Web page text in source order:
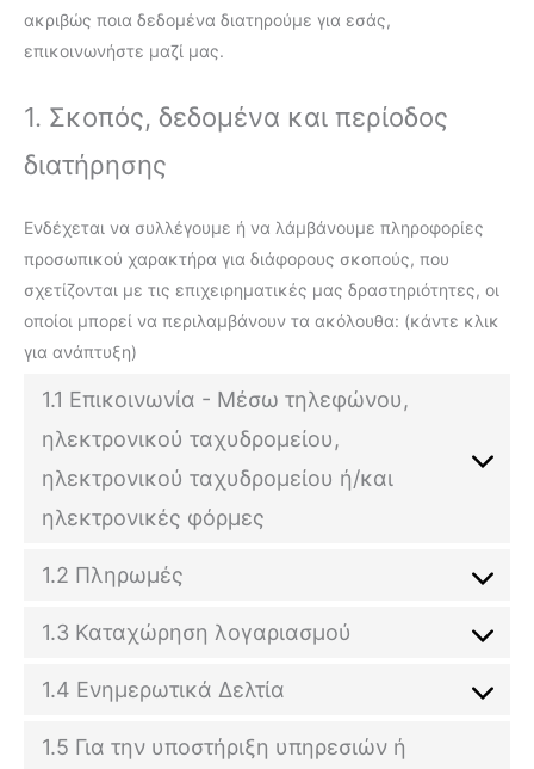
ακριβώς ποια δεδομένα διατηρούμε για εσάς,
επικοινωνήστε μαζί μας.
1. Σκοπός, δεδομένα και περίοδος
διατήρησης
Ενδέχεται να συλλέγουμε ή να λάμβάνουμε πληροφορίες
προσωπικού χαρακτήρα για διάφορους σκοπούς, που
σχετίζονται με τις επιχειρηματικές μας δραστηριότητες, οι
οποίοι μπορεί να περιλαμβάνουν τα ακόλουθα: (κάντε κλικ
για ανάπτυξη)
1.1 Επικοινωνία - Μέσω τηλεφώνου,
ηλεκτρονικού ταχυδρομείου,
ηλεκτρονικού ταχυδρομείου ή/και
ηλεκτρονικές φόρμες
1.2 Πληρωμές
1.3 Καταχώρηση λογαριασμού
1.4 Ενημερωτικά Δελτία
1.5 Για την υποστήριξη υπηρεσιών ή